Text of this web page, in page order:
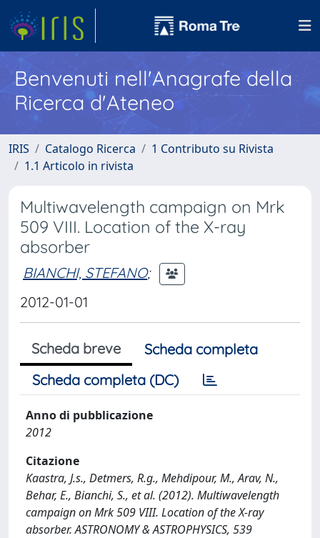
Benvenuti nell'Anagrafe della
Ricerca d'Ateneo
IRIS Catalogo Ricerca
1 Contributo su Rivista
1.1 Articolo in rivista
Multiwavelength campaign on Mrk
509 VIII. Location of the X-ray
absorber
BIANCHI, STEFANO;
2012-01-01
Scheda breve
Scheda completa
Scheda completa (DC)
Anno di pubblicazione
2012
Citazione
Kaastra, J.s., Detmers, R.g., Mehdipour, M., Arav, N.,
Behar, E., Bianchi, S., et al. (2012). Multiwavelength
campaign on Mrk 509 VIII. Location of the X-ray
absorber. ASTRONOMY & ASTROPHYSICS, 539